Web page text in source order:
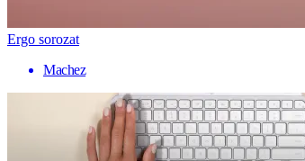
Ergo sorozat
Machez